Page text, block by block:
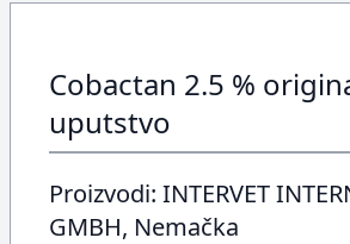
Cobactan 2.5 %
uputstvo
Proizvodi: INTERVET
GMBH, Nemačka